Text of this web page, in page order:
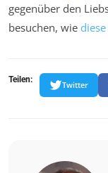
gegenüber den
besuchen, wie
Teilen:
Twitter